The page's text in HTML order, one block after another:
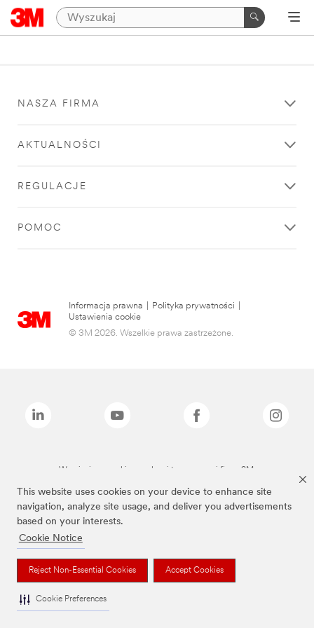
This website uses cookies on your device to enhance site
navigation, analyze site usage, and deliver you advertisements
based on your interests.
Cookie Notice
Reject Non-Essential Cookies Accept Cookies
Cookie Preferences
NASZA FIRMA
AKTUALNOŚCI
REGULACJE
POMOC
Informacja prawna Polityka prywatności
Ustawienia cookie
© 3M 2026. Wszelkie prawa zastrzeżone.
Wymienione marki są znakami towarowymi firmy 3M.